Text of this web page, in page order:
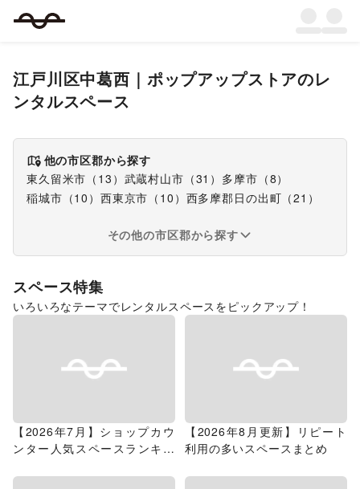
江戸川区中葛西 ｜ ポップアップストアのレ
ンタルスペース
他の市区郡から探す
東久留米市 （ 13 ） 武蔵村山市 （31 ） 多摩市 （8）
稲城市 （10 ） 西東京市 （ 10 ） 西多摩郡日の出町 （21 ）
その他の市区郡から探す
スペース特集
いろいろなテーマでレンタルスペースをピックアップ！
【2026年7月】ショップカウ
ンター人気スペースランキン
【2026年8月更新】リピート
利用の多いスペースまとめ